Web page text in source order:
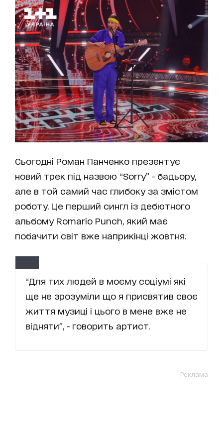
Сьогодні Роман Панченко презентує
новий трек під назвою “Sorry” - бадьору,
але в той самий час глибоку за змістом
роботу. Це перший сингл із дебютного
альбому Romario Punch, який має
побачити світ вже наприкінці жовтня.
“Для тих людей в моєму соціумі які
ще не зрозуміли що я присвятив своє
життя музиці і цього в мене вже не
відняти”, - говорить артист.
Реклама